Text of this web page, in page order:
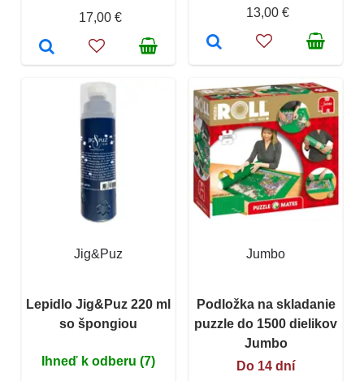
17,00 €
13,00 €
Jig&Puz
Lepidlo Jig&Puz 220 ml
so špongiou
Ihneď k odberu (7)
Jumbo
Podložka na skladanie
puzzle do 1500 dielikov
Jumbo
Do 14 dní